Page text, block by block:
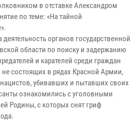
в отставке Александром
по теме: «На тайной
органов государственной
области по поиску и задержанию
и карателей среди граждан
состоящих в рядах Красной Армии,
убивавших и пытавших своих
ознакомились с уголовными
Родины, с которых снят гриф